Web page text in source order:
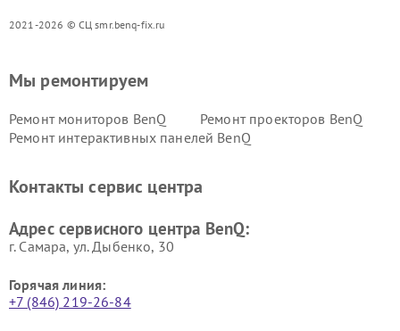
2021-2026 © СЦ smr.benq-fix.ru
Мы ремонтируем
Ремонт мониторов BenQ
Ремонт проекторов BenQ
Ремонт интерактивных панелей BenQ
Контакты сервис центра
Адрес сервисного центра BenQ:
г. Самара, ул. Дыбенко, 30
Горячая линия:
+7 (846) 219-26-84